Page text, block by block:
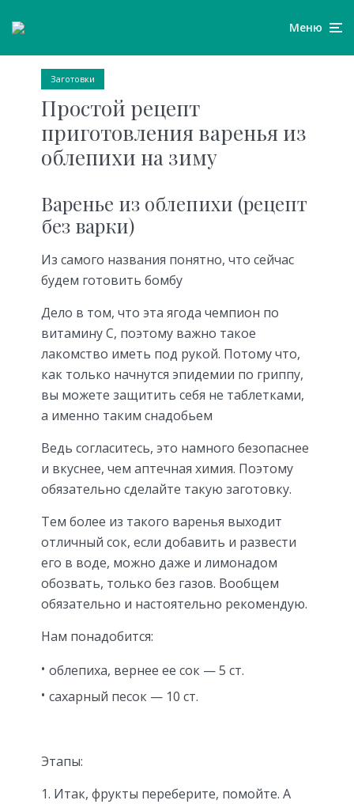
Меню
Заготовки
Простой рецепт
приготовления варенья из
облепихи на зиму
Варенье из облепихи (рецепт
без варки)
Из самого названия понятно, что сейчас
будем готовить бомбу
Дело в том, что эта ягода чемпион по
витамину С, поэтому важно такое
лакомство иметь под рукой. Потому что,
как только начнутся эпидемии по гриппу,
вы можете защитить себя не таблетками,
а именно таким снадобьем
Ведь согласитесь, это намного безопаснее
и вкуснее, чем аптечная химия. Поэтому
обязательно сделайте такую заготовку.
Тем более из такого варенья выходит
отличный сок, если добавить и развести
его в воде, можно даже и лимонадом
обозвать, только без газов. Вообщем
обязательно и настоятельно рекомендую.
Нам понадобится:
облепиха, вернее ее сок — 5 ст.
сахарный песок — 10 ст.
Этапы:
1. Итак, фрукты переберите, помойте. А